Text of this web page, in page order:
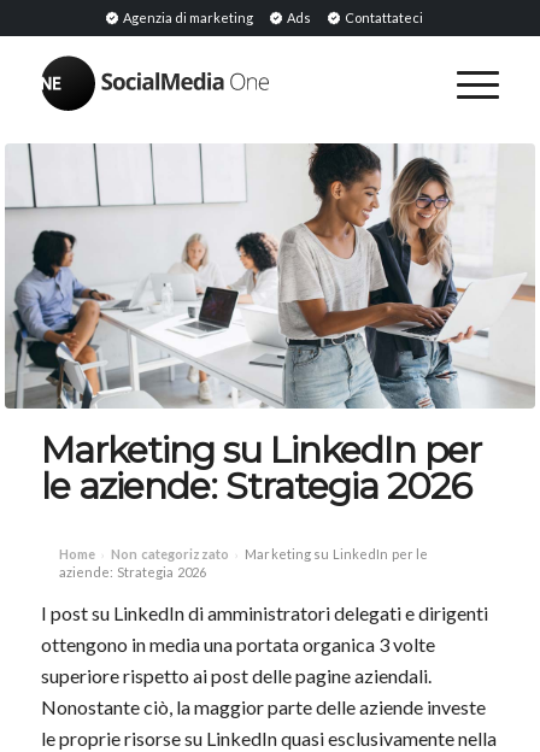
Agenzia di marketing Ads Contattateci
Marketing su LinkedIn per
le aziende: Strategia 2026
Home › Non categorizzato › Marketing su LinkedIn per le
aziende: Strategia 2026
I post su LinkedIn di amministratori delegati e dirigenti
ottengono in media una portata organica 3 volte
superiore rispetto ai post delle pagine aziendali.
Nonostante ciò, la maggior parte delle aziende investe
le proprie risorse su LinkedIn quasi esclusivamente nella